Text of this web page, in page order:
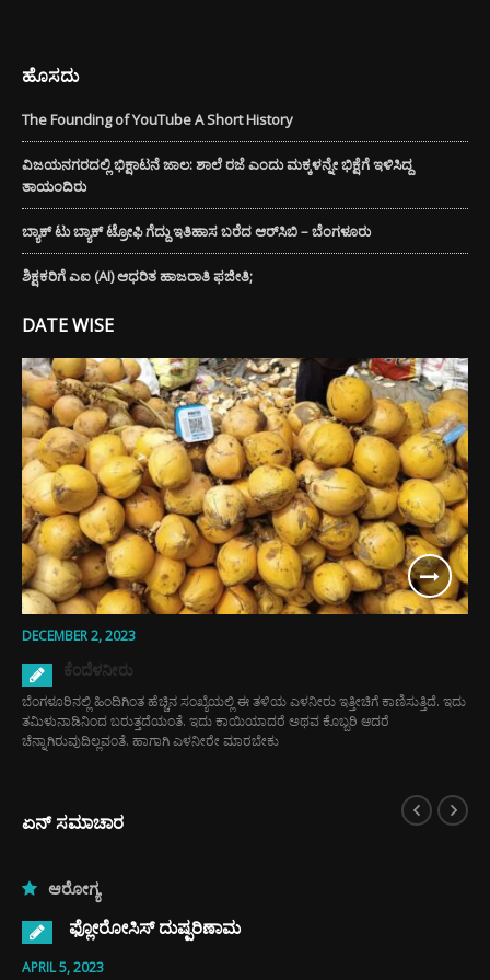
ಹೊಸದು
The Founding of YouTube A Short History
ವಿಜಯನಗರದಲ್ಲಿ ಭಿಕ್ಷಾಟನೆ ಜಾಲ: ಶಾಲೆ ರಜೆ ಎಂದು ಮಕ್ಕಳನ್ನೇ ಭಿಕ್ಷೆಗೆ ಇಳಿಸಿದ್ದ
ತಾಯಂದಿರು
ಬ್ಯಾಕ್ ಟು ಬ್ಯಾಕ್ ಟ್ರೋಫಿ ಗೆದ್ದು ಇತಿಹಾಸ ಬರೆದ ಆರ್‌ಸಿಬಿ – ಬೆಂಗಳೂರು
ಶಿಕ್ಷಕರಿಗೆ ಎಐ (AI) ಆಧರಿತ ಹಾಜರಾತಿ ಫಜೀತಿ;
DATE WISE
DECEMBER 2, 2023
ಕೆಂದೆಳನೀರು
ಬೆಂಗಳೂರಿನಲ್ಲಿ ಹಿಂದಿಗಿಂತ ಹೆಚ್ಚಿನ ಸಂಖ್ಯೆಯಲ್ಲಿ ಈ ತಳಿಯ ಎಳನೀರು ಇತ್ತೀಚಿಗೆ ಕಾಣಿಸುತ್ತಿದೆ. ಇದು
ತಮಿಳುನಾಡಿನಿಂದ ಬರುತ್ತದೆಯಂತೆ. ಇದು ಕಾಯಿಯಾದರೆ ಅಥವ ಕೊಬ್ಬರಿ ಆದರೆ
ಚೆನ್ನಾಗಿರುವುದಿಲ್ಲವಂತೆ. ಹಾಗಾಗಿ ಎಳನೀರೇ ಮಾರಬೇಕು
ಏನ್ ಸಮಾಚಾರ
ಆರೋಗ್ಯ
ಫ್ಲೋರೋಸಿಸ್ ದುಷ್ಪರಿಣಾಮ
APRIL 5, 2023